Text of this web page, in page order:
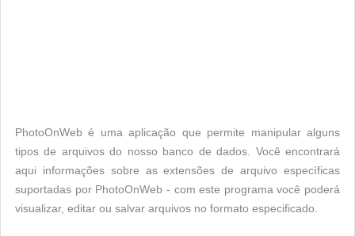
PhotoOnWeb é uma aplicação que permite manipular alguns
tipos de arquivos do nosso banco de dados. Você encontrará
aqui informações sobre as extensões de arquivo específicas
suportadas por PhotoOnWeb - com este programa você poderá
visualizar, editar ou salvar arquivos no formato especificado.